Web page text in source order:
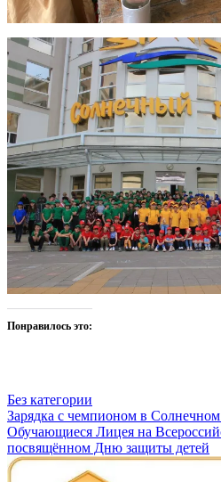
Понравилось это:
Без категории
Навигация
по
записям
Зарядка с чемпионом в Солнечном
Обучающиеся Лицея на
посвящённом Дню защиты детей